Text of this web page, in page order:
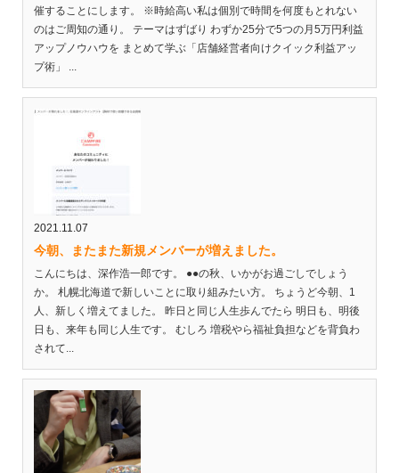
催することにします。 ※時給高い私は個別で時間を何度もとれない
のはご周知の通り。 テーマはずばり わずか25分で5つの月5万円利益
アップノウハウを まとめて学ぶ「店舗経営者向けクイック利益アッ
プ術」 ...
2021.11.07
今朝、またまた新規メンバーが増えました。
こんにちは、深作浩一郎です。 ●●の秋、いかがお過ごしでしょう
か。 札幌北海道で新しいことに取り組みたい方。 ちょうど今朝、1
人、新しく増えてました。 昨日と同じ人生歩んでたら 明日も、明後
日も、来年も同じ人生です。 むしろ 増税やら福祉負担などを背負わ
されて...